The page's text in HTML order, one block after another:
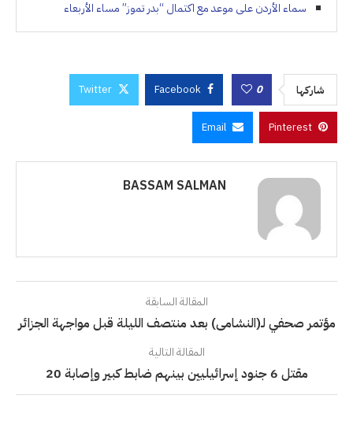
سماء الأردن على موعد مع اكتمال “بدر تموز” مساء الأربعاء
شاركها 0
Facebook
Twitter
Pinterest
Email
BASSAM SALMAN
المقالة السابقة
مؤتمر صحفي لـ(النشامى) بعد منتصف الليلة قبل مواجهة الجزائر
المقالة التالية
مقتل 6 جنود إسرائيليين بينهم ضابط كبير وإصابة 20